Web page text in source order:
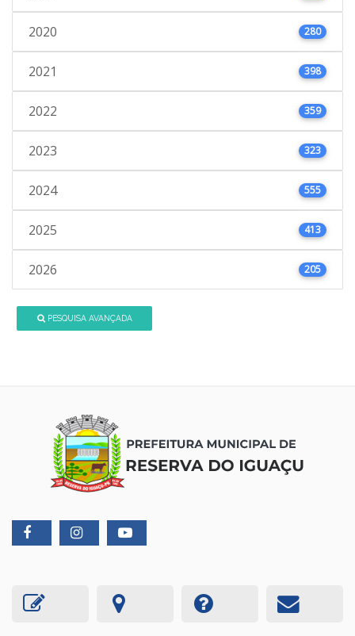
2020 280
2021 398
2022 359
2023 323
2024 555
2025 413
2026 205
PESQUISA AVANÇADA